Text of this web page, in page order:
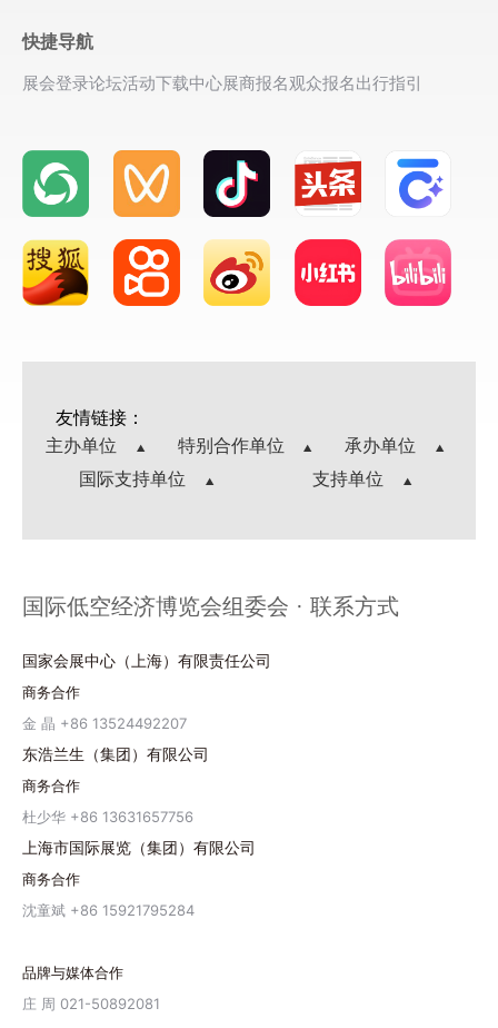
快捷导航
展会登录论坛活动下载中心展商报名观众报名出行指引
友情链接：
主办单位
特别合作单位
承办单位
国际支持单位
支持单位
国际低空经济博览会组委会 · 联系方式
国家会展中心（上海）有限责任公司
商务合作
金 晶 +86 13524492207
东浩兰生（集团）有限公司
商务合作
杜少华 +86 13631657756
上海市国际展览（集团）有限公司
商务合作
沈童斌 +86 15921795284
品牌与媒体合作
庄 周 021-50892081